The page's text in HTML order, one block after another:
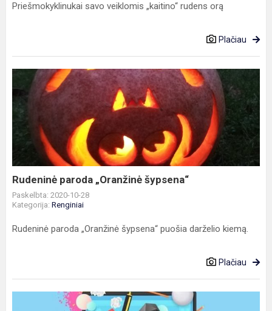
Priešmokyklinukai savo veiklomis „kaitino“ rudens orą
Plačiau
Rudeninė
paroda
„Oranžinė
šypsena“
Rudeninė paroda „Oranžinė šypsena“
Paskelbta: 2020-10-28
Kategorija: Renginiai
Rudeninė paroda „Oranžinė šypsena“ puošia darželio kiemą.
Plačiau
Informacija